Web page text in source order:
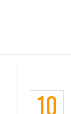
10